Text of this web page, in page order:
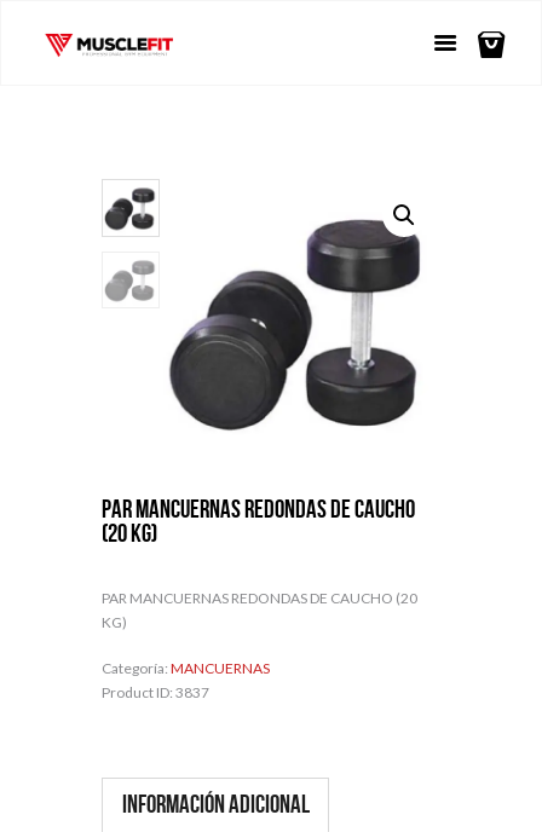
PAR MANCUERNAS REDONDAS DE CAUCHO
(20 KG)
PAR MANCUERNAS REDONDAS DE CAUCHO (20
KG)
Categoría: MANCUERNAS
Product ID: 3837
Información adicional